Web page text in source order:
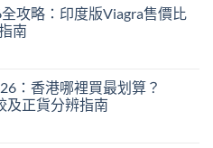
攻略：印度版Viagra售價比
南
：香港哪裡買最划算？
及正貨分辨指南